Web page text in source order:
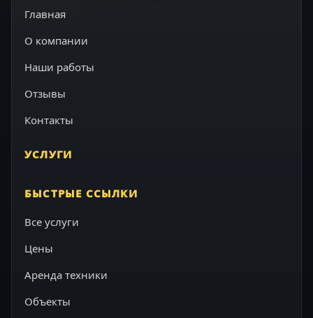
Главная
О компании
Наши работы
Отзывы
Контакты
УСЛУГИ
БЫСТРЫЕ ССЫЛКИ
Все услуги
Цены
Аренда техники
Объекты